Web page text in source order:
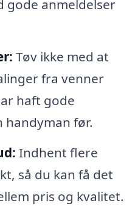
anmeldelser
Tøv ikke med at
fra venner
haft gode
handyman før.
Indhent flere
så du kan få det
pris og kvalitet.